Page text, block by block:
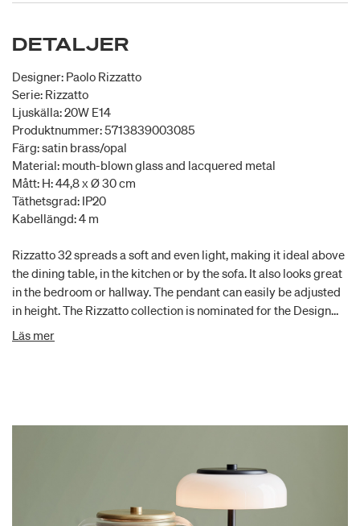
DETALJER
Designer: Paolo Rizzatto
Serie: Rizzatto
Ljuskälla: 20W E14
Produktnummer: 5713839003085
Färg: satin brass/opal
Material: mouth-blown glass and lacquered metal
Mått: H: 44,8 x Ø 30 cm
Täthetsgrad: IP20
Kabellängd: 4 m
Rizzatto 32 spreads a soft and even light, making it ideal above
the dining table, in the kitchen or by the sofa. It also looks great
in the bedroom or hallway. The pendant can easily be adjusted
in height. The Rizzatto collection is nominated for the Design
Award 2021.
Läs mer